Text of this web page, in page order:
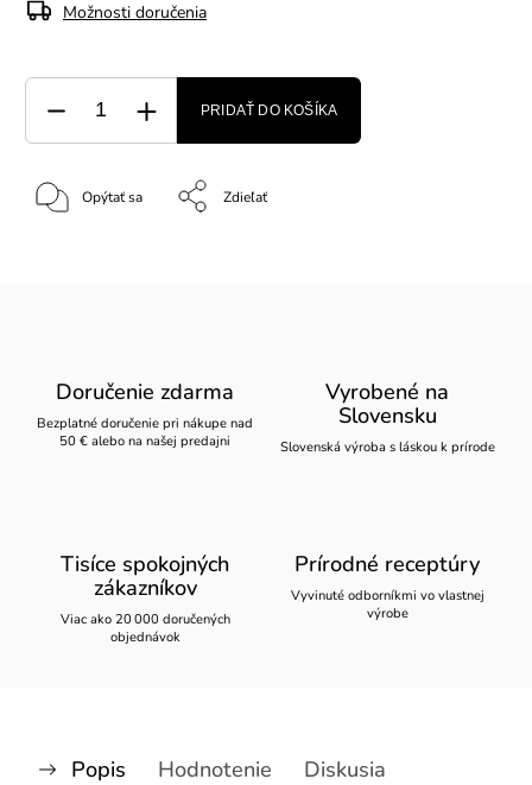
Možnosti doručenia
PRIDAŤ DO KOŠÍKA
Opýtať sa Zdieľať
Doručenie zdarma
Bezplatné doručenie pri nákupe nad
50 € alebo na našej predajni
Vyrobené na
Slovensku
Slovenská výroba s láskou k prírode
Tisíce spokojných
zákazníkov
Viac ako 20 000 doručených
objednávok
Prírodné receptúry
Vyvinuté odborníkmi vo vlastnej
výrobe
Popis Hodnotenie Diskusia